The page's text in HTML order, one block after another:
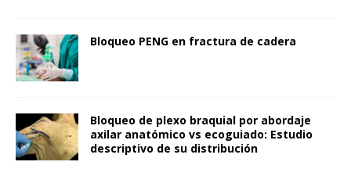
Bloqueo PENG en fractura de cadera
Bloqueo de plexo braquial por abordaje
axilar anatómico vs ecoguiado: Estudio
descriptivo de su distribución